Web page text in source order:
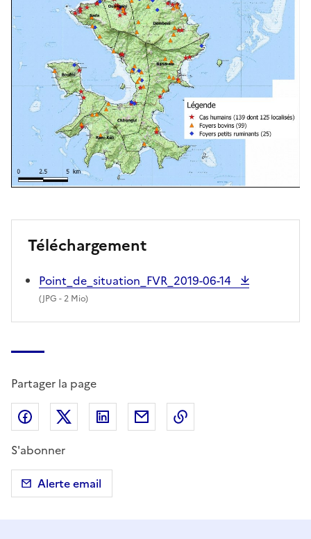
Téléchargement
Point_de_situation_FVR_2019-06-14
(JPG - 2 Mio)
Partager la page
Partager sur Facebook
Partager sur X (anciennement Twitter)
Partager sur LinkedIn
Partager par email
S'abonner
Alerte email